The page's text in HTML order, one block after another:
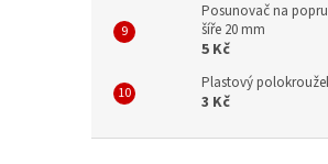
Posunovač na
šíře 20 mm
5 Kč
Plastový
3 Kč